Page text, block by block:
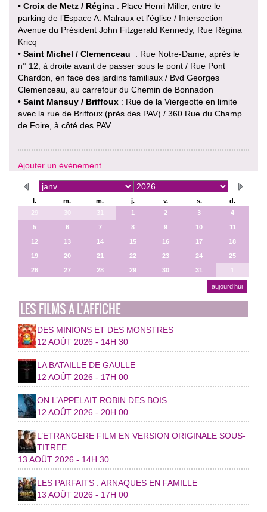
• Croix de Metz / Régina : Place Henri Miller, entre le
parking de l’Espace A. Malraux et l’église / Intersection
Avenue du Président John Fitzgerald Kennedy, Rue Régina
Kricq
• Saint Michel / Clemenceau
: Rue Notre-Dame, après le
n° 12, à droite avant de passer sous le pont / Rue Pont
Chardon, en face des jardins familiaux / Bvd Georges
Clemenceau, au carrefour du Chemin de Bonnadon
• Saint Mansuy / Briffoux : Rue de la Viergeotte en limite
avec la rue de Briffoux (près des PAV) / 360 Rue du Champ
de Foire, à côté des PAV
Ajouter un événement
l. m. m. j. v. s.
d.
29
30 31 1 2 3
4
5
6 7 8 9 10
11
12
13 14 15 16 17
18
19
20 21 22 23 24
25
26
27 28 29 30 31 1
aujourd’hui
LES FILMS A L’AFFICHE
DES MINIONS ET DES MONSTRES
12 AOÛT 2026 - 14H 30
LA BATAILLE DE GAULLE
12 AOÛT 2026 - 17H 00
ON L’APPELAIT ROBIN DES BOIS
12 AOÛT 2026 - 20H 00
L’ETRANGERE FILM EN VERSION ORIGINALE SOUS-
TITREE
13 AOÛT 2026 - 14H 30
LES PARFAITS : ARNAQUES EN FAMILLE
13 AOÛT 2026 - 17H 00